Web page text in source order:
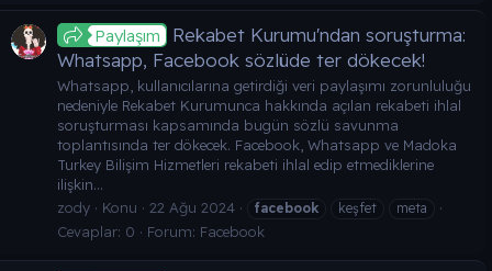
Paylaşım
Rekabet Kurumu'ndan soruşturma:
Whatsapp, Facebook sözlüde ter dökecek!
Whatsapp, kullanıcılarına getirdiği veri paylaşımı zorunluluğu
nedeniyle Rekabet Kurumunca hakkında açılan rekabeti ihlal
soruşturması kapsamında bugün sözlü savunma
toplantısında ter dökecek. Facebook, Whatsapp ve Madoka
Turkey Bilişim Hizmetleri rekabeti ihlal edip etmediklerine
ilişkin...
zody
Konu 22 Ağu 2024 facebook keşfet meta
Cevaplar: 0 Forum: Facebook